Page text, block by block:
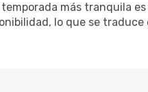
temporada más tranquila
lo que se